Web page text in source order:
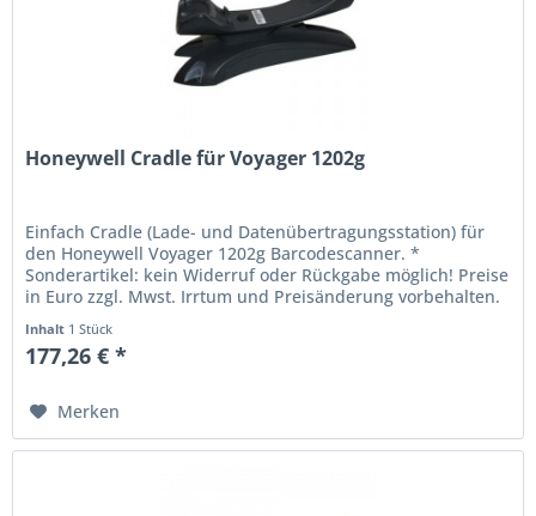
Honeywell Cradle für Voyager 1202g
Einfach Cradle (Lade- und Datenübertragungsstation) für
den Honeywell Voyager 1202g Barcodescanner. *
Sonderartikel: kein Widerruf oder Rückgabe möglich! Preise
in Euro zzgl. Mwst. Irrtum und Preisänderung vorbehalten.
Inhalt 1 Stück
177,26 € *
Merken